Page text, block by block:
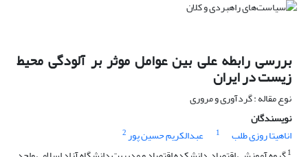
بررسی رابطه علی بین عوامل موثر بر آلودگی محیط
زیست در ایران
نوع مقاله : گردآوری و مروری
نویسندگان
اناهیتا روزی طلب
1 عبدالکریم حسین پور2
1